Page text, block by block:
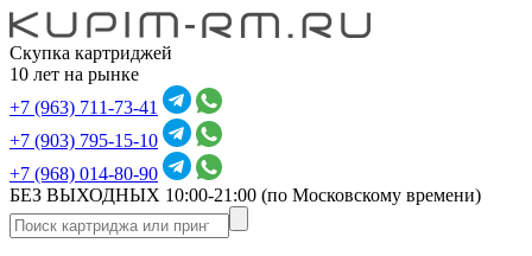
Скупка картриджей
10 лет на рынке
+7 (963) 711-73-41
+7 (903) 795-15-10
+7 (968) 014-80-90
БЕЗ ВЫХОДНЫХ 10:00-21:00 (по Московскому времени)